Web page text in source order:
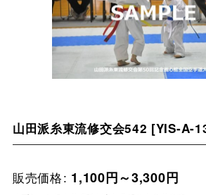
山田派糸東流修交会542 [YIS-A-
販売価格: 1,100円～3,300円